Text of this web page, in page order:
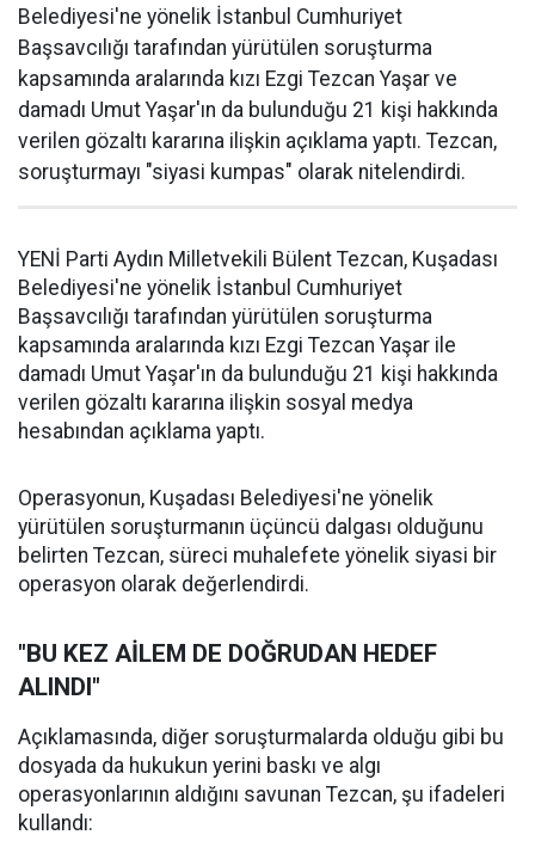
Belediyesi'ne yönelik İstanbul Cumhuriyet
Başsavcılığı tarafından yürütülen soruşturma
kapsamında aralarında kızı Ezgi Tezcan Yaşar ve
damadı Umut Yaşar'ın da bulunduğu 21 kişi hakkında
verilen gözaltı kararına ilişkin açıklama yaptı. Tezcan,
soruşturmayı "siyasi kumpas" olarak nitelendirdi.
YENİ Parti Aydın Milletvekili Bülent Tezcan, Kuşadası
Belediyesi'ne yönelik İstanbul Cumhuriyet
Başsavcılığı tarafından yürütülen soruşturma
kapsamında aralarında kızı Ezgi Tezcan Yaşar ile
damadı Umut Yaşar'ın da bulunduğu 21 kişi hakkında
verilen gözaltı kararına ilişkin sosyal medya
hesabından açıklama yaptı.
Operasyonun, Kuşadası Belediyesi'ne yönelik
yürütülen soruşturmanın üçüncü dalgası olduğunu
belirten Tezcan, süreci muhalefete yönelik siyasi bir
operasyon olarak değerlendirdi.
"BU KEZ AİLEM DE DOĞRUDAN HEDEF
ALINDI"
Açıklamasında, diğer soruşturmalarda olduğu gibi bu
dosyada da hukukun yerini baskı ve algı
operasyonlarının aldığını savunan Tezcan, şu ifadeleri
kullandı: